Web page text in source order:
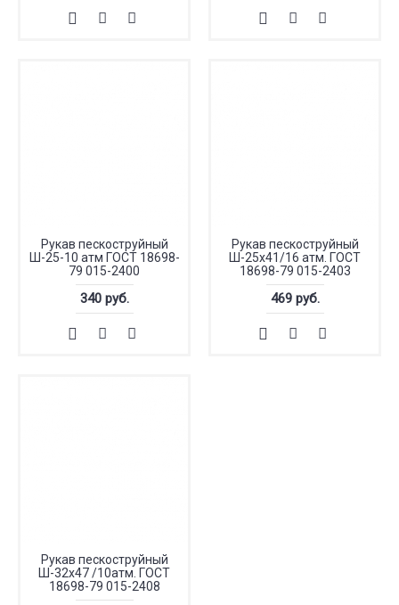
Рукав пескоструйный
Ш-25-10 атм ГОСТ 18698-
79 015-2400
340 руб.
Рукав пескоструйный
Ш-25х41/16 атм. ГОСТ
18698-79 015-2403
469 руб.
Рукав пескоструйный
Ш-32х47 /10атм. ГОСТ
18698-79 015-2408